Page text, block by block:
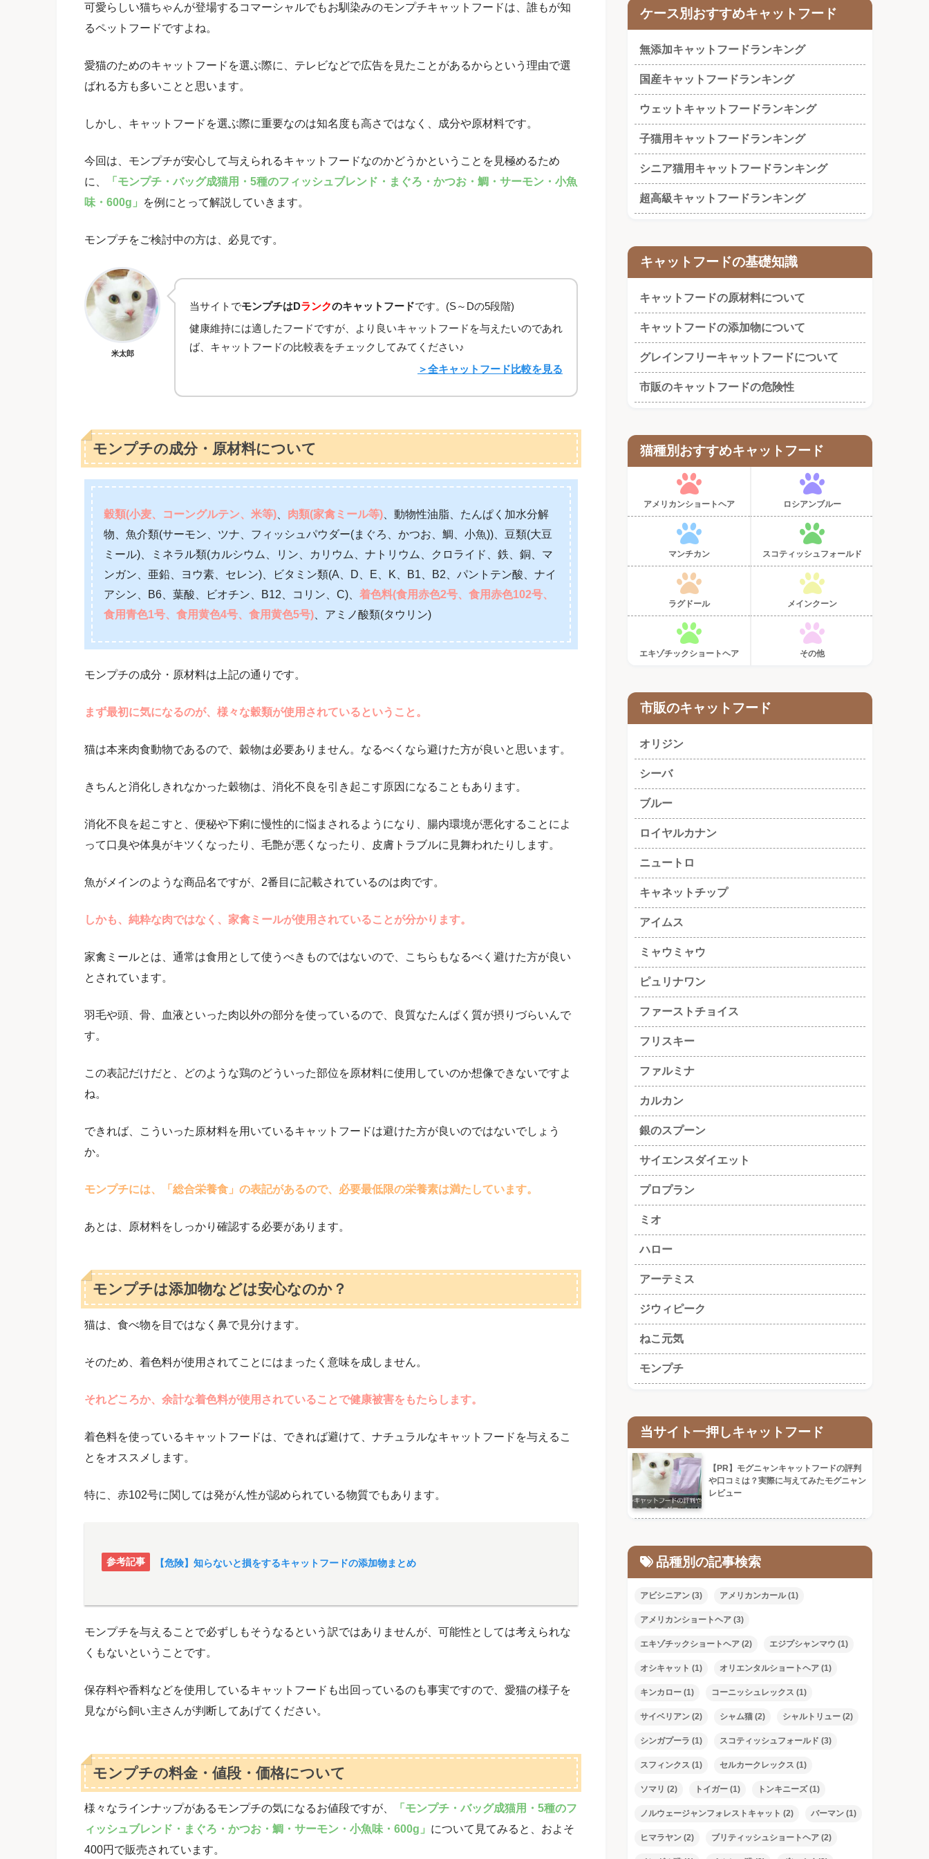
可愛らしい猫ちゃんが登場するコマーシャルでもお馴染みのモンプチキャットフードは、誰もが知
るペットフードですよね。
愛猫のためのキャットフードを選ぶ際に、テレビなどで広告を見たことがあるからという理由で選
ばれる方も多いことと思います。
しかし、キャットフードを選ぶ際に重要なのは知名度も高さではなく、成分や原材料です。
今回は、モンプチが安心して与えられるキャットフードなのかどうかということを見極めるため
に、
「 モンプチ・バッグ成猫用・5種のフィッシュブレンド・まぐろ・かつお・鯛・サーモン・小魚
味・600g」
を例にとって解説していきます。
モンプチをご検討中の方は、必見です。
米太郎
当サイトでモンプチはDランクのキャットフードです。(S～Dの5段階)
健康維持には適したフードですが、より良いキャットフードを与えたいのであれ
ば、キャットフードの比較表をチェックしてみてください♪
＞全キャットフード比較を見る
モンプチの成分・原材料について
穀類(小麦、コーングルテン、米等) 肉類(家禽ミール等) 、動物性油脂、たんぱく加水分解
物、魚介類(サーモン、ツナ、フィッシュパウダー(まぐろ、かつお、鯛、小魚))、豆類(大豆
ミール)、ミネラル類(カルシウム、リン、カリウム、ナトリウム、クロライド、鉄、銅、マ
ンガン、亜鉛、ヨウ素、セレン)、ビタミン類(A、D、E、K、B1、B2、パントテン酸、ナイ
アシン、B6、葉酸、ビオチン、B12、コリン、C)、 着色料(食用赤色2号、食用赤色102号、
食用青色1号、食用黄色4号、食用黄色5号) 、アミノ酸類(タウリン)
モンプチの成分・原材料は上記の通りです。
まず最初に気になるのが、様々な穀類が使用されているということ。
猫は本来肉食動物であるので、穀物は必要ありません。なるべくなら避けた方が良いと思います。
きちんと消化しきれなかった穀物は、消化不良を引き起こす原因になることもあります。
消化不良を起こすと、便秘や下痢に慢性的に悩まされるようになり、腸内環境が悪化することによ
って口臭や体臭がキツくなったり、毛艶が悪くなったり、皮膚トラブルに見舞われたりします。
魚がメインのような商品名ですが、2番目に記載されているのは肉です。
しかも、純粋な肉ではなく、家禽ミールが使用されていることが分かります。
家禽ミールとは、通常は食用として使うべきものではないので、こちらもなるべく避けた方が良い
とされています。
羽毛や頭、骨、血液といった肉以外の部分を使っているので、良質なたんぱく質が摂りづらいんで
す。
この表記だけだと、どのような鶏のどういった部位を原材料に使用していのか想像できないですよ
ね。
できれば、こういった原材料を用いているキャットフードは避けた方が良いのではないでしょう
か。
モンプチには、「総合栄養食」の表記があるので、必要最低限の栄養素は満たしています。
あとは、原材料をしっかり確認する必要があります。
モンプチは添加物などは安心なのか？
猫は、食べ物を目ではなく鼻で見分けます。
そのため、着色料が使用されてことにはまったく意味を成しません。
それどころか、余計な着色料が使用されていることで健康被害をもたらします。
着色料を使っているキャットフードは、できれば避けて、ナチュラルなキャットフードを与えるこ
とをオススメします。
特に、赤102号に関しては発がん性が認められている物質でもあります。
【危険】知らないと損をするキャットフードの添加物まとめ
モンプチを与えることで必ずしもそうなるという訳ではありませんが、可能性としては考えられな
くもないということです。
保存料や香料などを使用しているキャットフードも出回っているのも事実ですので、愛猫の様子を
見ながら飼い主さんが判断してあげてください。
モンプチの料金・値段・価格について
様々なラインナップがあるモンプチの気になるお値段ですが、
「モンプチ・バッグ成猫用・5種のフ
ィッシュブレンド・まぐろ・かつお・鯛・サーモン・小魚味・600g」 について見てみると、およそ
400円で販売されています。
ケース別おすすめキャットフード
無添加キャットフードランキング
国産キャットフードランキング
ウェットキャットフードランキング
子猫用キャットフードランキング
シニア猫用キャットフードランキング
超高級キャットフードランキング
キャットフードの基礎知識
キャットフードの原材料について
キャットフードの添加物について
グレインフリーキャットフードについて
市販のキャットフードの危険性
猫種別おすすめキャットフード
アメリカンショートヘア ロシアンブルー
マンチカン スコティッシュフォールド
ラグドール メインクーン
エキゾチックショートヘア その他
市販のキャットフード
オリジン
シーバ
ブルー
ロイヤルカナン
ニュートロ
キャネットチップ
アイムス
ミャウミャウ
ピュリナワン
ファーストチョイス
フリスキー
ファルミナ
カルカン
銀のスプーン
サイエンスダイエット
プロプラン
ミオ
ハロー
アーテミス
ジウィピーク
ねこ元気
モンプチ
当サイト一押しキャットフード
【PR】モグニャンキャットフードの評判
や口コミは？実際に与えてみたモグニャン
レビュー
品種別の記事検索
アビシニアン (3) アメリカンカール(1)
アメリカンショートヘア (3)
エキゾチックショートヘア (2) エジプシャンマウ (1)
オシキャット (1) オリエンタルショートヘア (1)
キンカロー (1) コーニッシュレックス (1)
サイベリアン (2) シャム猫 (2) シャルトリュー (2)
シンガプーラ (1) スコティッシュフォールド (3)
スフィンクス (1) セルカークレックス (1)
ソマリ (2) トイガー (1) トンキニーズ(1)
ノルウェージャンフォレストキャット (2) バーマン (1)
ヒマラヤン (2) ブリティッシュショートヘア (2)